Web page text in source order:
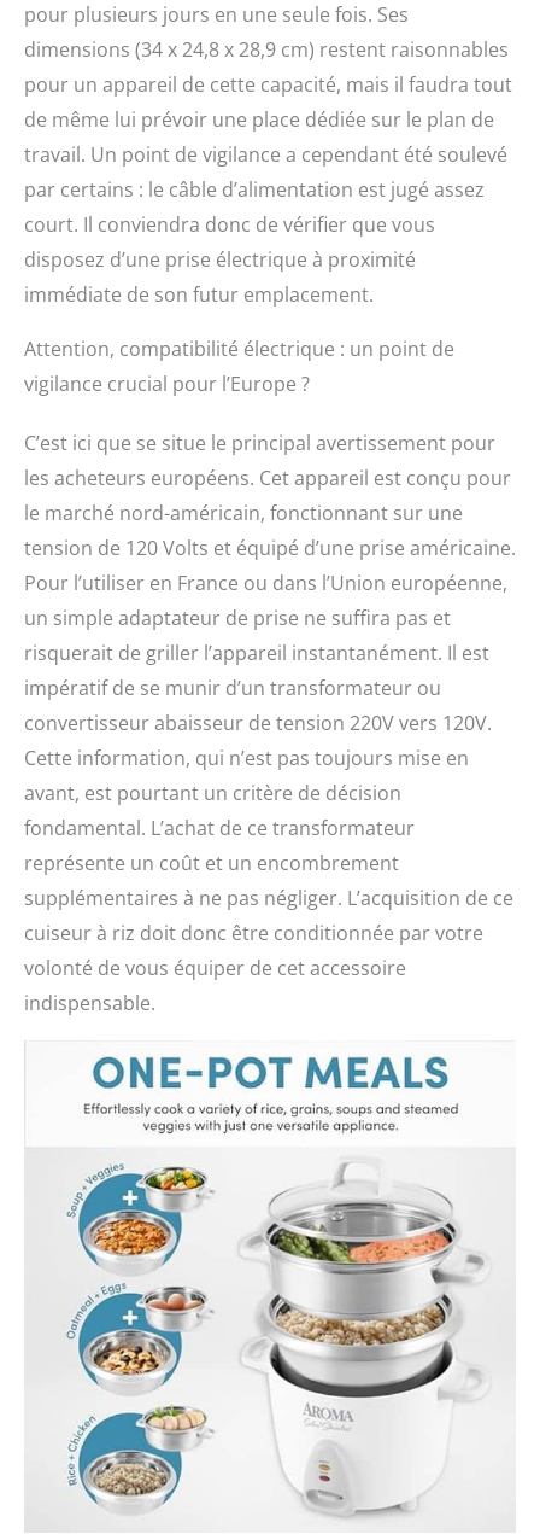
pour plusieurs jours en une seule fois. Ses
dimensions (34 x 24,8 x 28,9 cm) restent raisonnables
pour un appareil de cette capacité, mais il faudra tout
de même lui prévoir une place dédiée sur le plan de
travail. Un point de vigilance a cependant été soulevé
par certains : le câble d’alimentation est jugé assez
court. Il conviendra donc de vérifier que vous
disposez d’une prise électrique à proximité
immédiate de son futur emplacement.
Attention, compatibilité électrique : un point de
vigilance crucial pour l’Europe ?
C’est ici que se situe le principal avertissement pour
les acheteurs européens. Cet appareil est conçu pour
le marché nord-américain, fonctionnant sur une
tension de 120 Volts et équipé d’une prise américaine.
Pour l’utiliser en France ou dans l’Union européenne,
un simple adaptateur de prise ne suffira pas et
risquerait de griller l’appareil instantanément. Il est
impératif de se munir d’un transformateur ou
convertisseur abaisseur de tension 220V vers 120V.
Cette information, qui n’est pas toujours mise en
avant, est pourtant un critère de décision
fondamental. L’achat de ce transformateur
représente un coût et un encombrement
supplémentaires à ne pas négliger. L’acquisition de ce
cuiseur à riz doit donc être conditionnée par votre
volonté de vous équiper de cet accessoire
indispensable.